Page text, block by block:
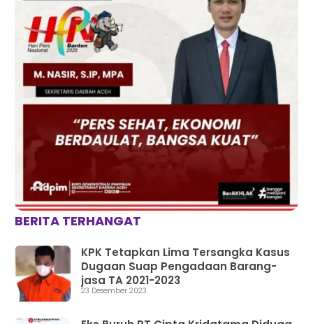
BERITA TERHANGAT
KPK Tetapkan Lima Tersangka Kasus
Dugaan Suap Pengadaan Barang-
jasa TA 2021-2023
23 Desember 2023